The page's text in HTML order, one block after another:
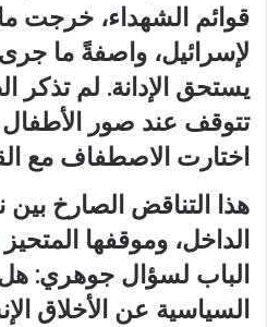
قوائم الشهداء، خرجت
لإسرائيل، واصفةً ما
يستحق الإدانة. لم تذكر
تتوقف عند صور
اختارت الاصطفاف مع
هذا التناقض الصارخ
الداخل، وموقفها
الباب لسؤال جوهري:
السياسية عن الأخلاق